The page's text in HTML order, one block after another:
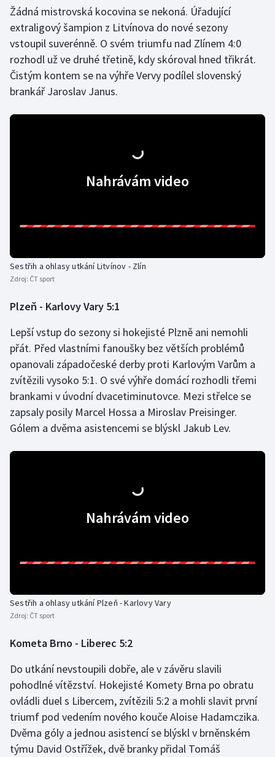
Plavání
Plážový volejbal
Ragby
Rychlobruslení
Sportovní střelba
Veslování
Vodní slalom
Volejbal
Ostatní
Žádná mistrovská kocovina se nekoná. Úřadující
extraligový šampion z Litvínova do nové sezony
vstoupil suverénně. O svém triumfu nad Zlínem 4:0
rozhodl už ve druhé třetině, kdy skóroval hned třikrát.
Čistým kontem se na výhře Vervy podílel slovenský
brankář Jaroslav Janus.
Nahrávám video
Sestřih a ohlasy utkání Litvínov - Zlín
Zdroj: ČT sport
Plzeň - Karlovy Vary 5:1
Lepší vstup do sezony si hokejisté Plzně ani nemohli
přát. Před vlastními fanoušky bez větších problémů
opanovali západočeské derby proti Karlovým Varům a
zvítězili vysoko 5:1. O své výhře domácí rozhodli třemi
brankami v úvodní dvacetiminutovce. Mezi střelce se
zapsaly posily Marcel Hossa a Miroslav Preisinger.
Gólem a dvěma asistencemi se blýskl Jakub Lev.
Nahrávám video
Sestřih a ohlasy utkání Plzeň - Karlovy Vary
Zdroj: ČT sport
Kometa Brno - Liberec 5:2
Do utkání nevstoupili dobře, ale v závěru slavili
pohodlné vítězství. Hokejisté Komety Brna po obratu
ovládli duel s Libercem, zvítězili 5:2 a mohli slavit první
triumf pod vedením nového kouče Aloise Hadamczika.
Dvěma góly a jednou asistencí se blýskl v brněnském
týmu David Ostřížek, dvě branky přidal Tomáš